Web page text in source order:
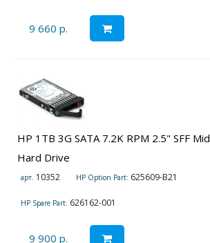
9 660 р.
HP 1TB 3G SATA 7.2K RPM 2.5" SFF
Hard Drive
арт. 10352 HP Option Part: 625609-B21
HP Spare Part: 626162-001
9 900 р.